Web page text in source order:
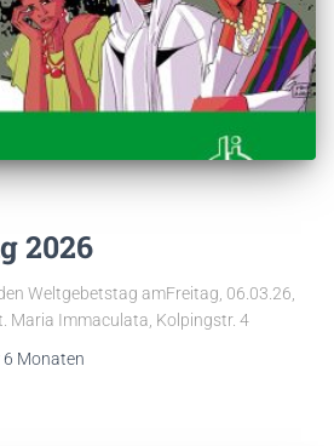
2026
Weltgebetstag amFreitag, 06.03.26,
Maria Immaculata, Kolpingstr. 4
6 Monaten